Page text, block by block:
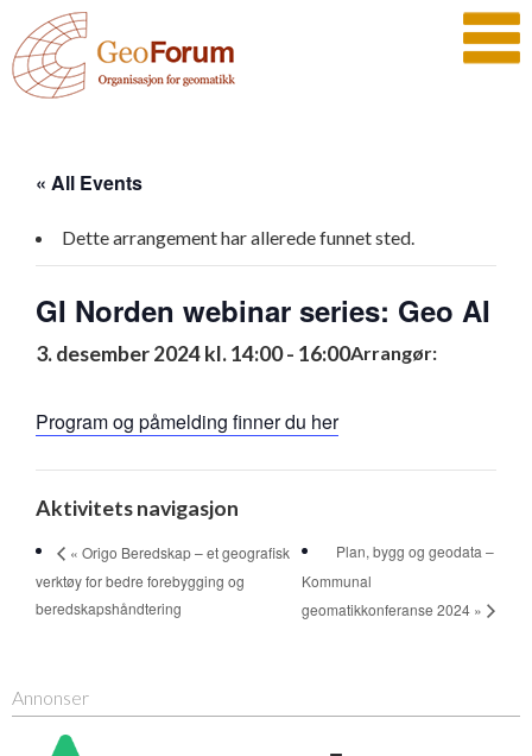
« All Events
Dette arrangement har allerede funnet sted.
GI Norden webinar series: Geo AI
3. desember 2024 kl. 14:00- 16:00Arrangør:
Program og påmelding finner du her
Aktivitets navigasjon
« Origo Beredskap – et geografisk
verktøy for bedre forebygging og
beredskapshåndtering
Plan, bygg og geodata –
Kommunal
geomatikkonferanse 2024 »
Annonser